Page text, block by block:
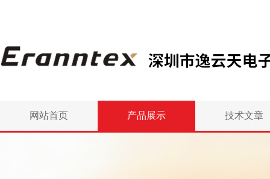
网站首页 产品展示 技术文章